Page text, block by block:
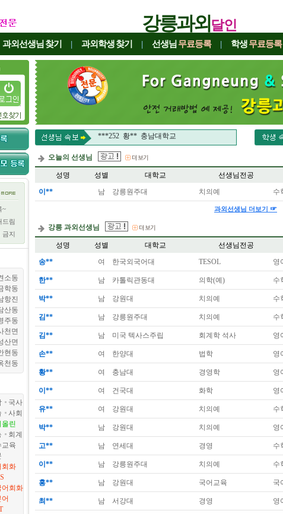
강릉과외달인
과외선생님 찾기 | 과외학생찾기 | 선생님 무료등록 | 학생무료등록
~
드림
금지
소동
학동
항진
산동
주동
천면
산면
현동
천동
국사
사회
올린
회계
교육
회화
어회화
***252 황** 충남대학교
***252 황** 충남대학교
오늘의 선생님
성명 성별 대학교 선생님전공
이**
남 강릉원주대 치의예 수
과외선생님 더보기 ☞
강릉 과외선생님
성명 성별 대학교 선생님전공
송**
여 한국외국어대 TESOL 영
한** 남 카톨릭관동대 의학(예) 수
박** 남 강원대 치의예 수
김** 남 강릉원주대 치의예 수
김** 남 미국 텍사스주립 회계학 석사 영
손** 여 한양대 법학 영
황** 여 충남대 경영학 영
이** 여 건국대 화학 영
유** 여 강원대 치의예 수
박** 남 강원대 치의예 영
고** 남 연세대 경영 수
이** 남 강릉원주대 치의예 수
홍** 남 강원대 국어교육 국
최** 남 서강대 경영 영